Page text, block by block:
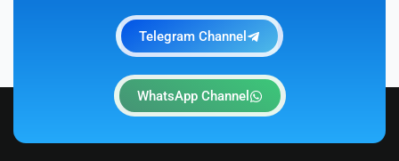
Telegram Channel
WhatsApp Channel